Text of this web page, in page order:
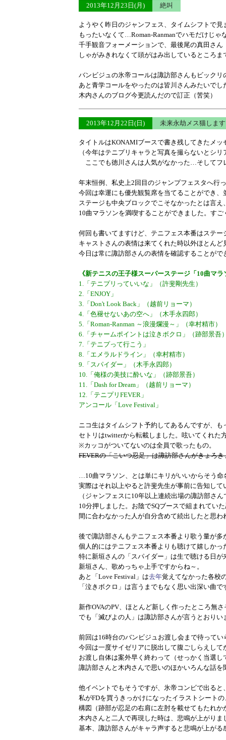
2013年12月23日(月) 絶叫
ようやく昨日のジャンフェス、タイムシフトで見
もったいなくて…Roman-Ranmanでハモだけじゃ
千手観音フォーメーションで、最後尾の真田さん
しゃがみきれなくて頭がはみ出しているところ
バンビジュの氷帝コールは諏訪部さんもビック
あと青学コールをやったのは皆川さんみたいでし
木内さんのブログ今更読んだので訂正（苦笑）
2013年12月22日(日) 未来永劫メス猫しま
タイトルはKONAMIブースで書き残してきたメ
（今年はテニプリキャラと写真を撮らないとシ
ここでも徳川さんは人気がなかった…そしてフ
年末恒例、私史上2回目のジャンプフェスタへ行
今回は幸運にも優先観覧席を当てることができ、
ステージも中央ブロックでこそなかったとは言え
10曲マラソンを満喫することができました。すご
何回も書いてますけど、テニフェス本番はステー
キャストさんの表情は来てくれた時以外ほとんど
今日は常に諏訪部さんの表情を確認することが
《新テニスの王子様スーパーステージ「10曲マ
1.「テニプリっていいな」（許斐剛先生）
2.「ENJOY」
3.「Don't Look Back」（越前リョーマ）
4.「色褪せないあの空へ」（木手永四郎）
5.「Roman-Ranman ～浪漫爛漫～」（幸村精市）
6.「チャームポイントは泣きボクロ」（跡部景吾
7.「テニプって行こう」
8.「エメラルドライン」（幸村精市）
9.「スパイダー」（木手永四郎）
10.「俺様の美技に酔いな」（跡部景吾）
11.「Dash for Dream」（越前リョーマ）
12.「テニプリFEVER」
アンコール「Love Festival」
ニコ生はタイムシフト予約してあるんですが、
セトリはtwitterから転載しました。呟いてくれた
※カッコがついてないのは全員で歌ったもの。
FEVERの「こいつ忍足」は諏訪部さんがきょろ
…10曲マラソン、とは単にキリがいいからそう命
実際はそれ以上やると許斐先生が事前に告知し
（ジャンフェスに10年以上連続出場の諏訪部さ
10分押しました。お陰でSQブースで組まれてい
間に合わなかった人が自分含めて続出したと思わ
後で諏訪部さんもテニフェス本番より歌う量が
個人的にはテニフェス本番よりも聴けて嬉しかっ
特に新垣さんの「スパイダー」は生で聴ける日
新垣さん、歌めっちゃ上手ですからね～。
あと「Love Festival」は去年覚えてなかった各校
「泣きボクロ」は言うまでもなく思い出深い曲で
新作OVAのPV、ほとんど新しく作ったところ無
でも「滅びよの人」は諏訪部さんが言うとおりい
前回は16時台のバンビジュお渡し会まで待って
今回は一度サイゼリアに脱出して腹ごしらえし
お渡し自体は案外早く終わって（せっかく当選
諏訪部さんと木内さんで思いのほかいろんな話を
他イベントでもそうですが、氷帝コンビで出る
私がFDを買うきっかけになったイラストシート
構図（跡部が忍足の右肩に左肘を載せてもたれか
木内さんと二人で再現した時は、悲鳴が上がり
基本、諏訪部さんがキャラ声すると悲鳴が上がる